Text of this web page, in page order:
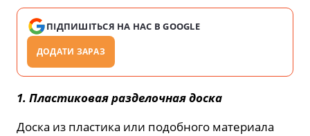
ПІДПИШІТЬСЯ НА НАС В GOOGLE
ДОДАТИ ЗАРАЗ
1. Пластиковая разделочная доска
Доска из пластика или подобного материала